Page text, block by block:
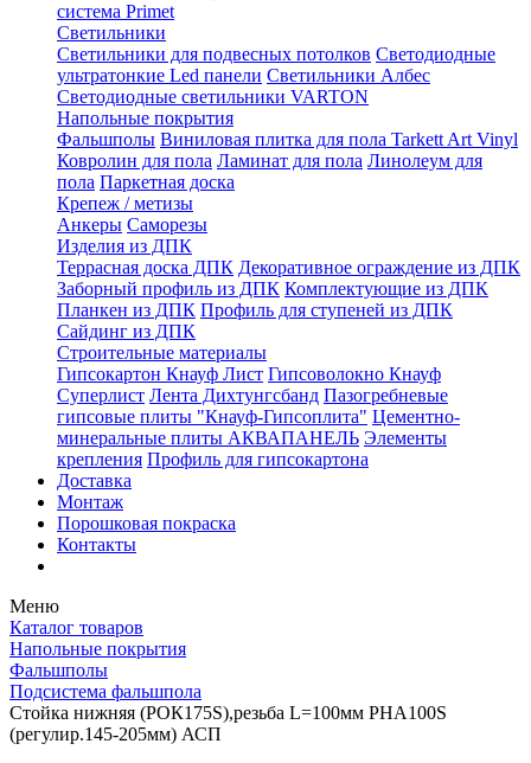
система Primet
Светильники
Светильники для подвесных потолков Светодиодные
ультратонкие Led панели Светильники Албес
Светодиодные светильники VARTON
Напольные покрытия
Фальшполы Виниловая плитка для пола Tarkett Art Vinyl
Ковролин для пола Ламинат для пола Линолеум для
пола Паркетная доска
Крепеж / метизы
Анкеры Саморезы
Изделия из ДПК
Террасная доска ДПК Декоративное ограждение из ДПК
Заборный профиль из ДПК Комплектующие из ДПК
Планкен из ДПК Профиль для ступеней из ДПК
Сайдинг из ДПК
Строительные материалы
Гипсокартон Кнауф Лист Гипсоволокно Кнауф
Суперлист Лента Дихтунгсбанд Пазогребневые
гипсовые плиты "Кнауф-Гипсоплита" Цементно-
минеральные плиты АКВАПАНЕЛЬ Элементы
крепления Профиль для гипсокартона
Доставка
Монтаж
Порошковая покраска
Контакты
Меню
Каталог товаров
Напольные покрытия
Фальшполы
Подсистема фальшпола
Стойка нижняя (РОК175S),резьба L=100мм РНА100S
(регулир.145-205мм) АСП